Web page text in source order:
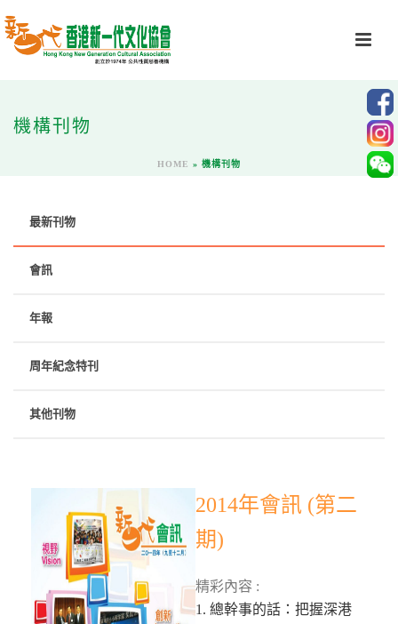
機構刊物
HOME » 機構刊物
最新刊物
會訊
年報
周年紀念特刊
其他刊物
2014年會訊 (第二
期)
精彩內容 :
1. 總幹事的話：把握深港